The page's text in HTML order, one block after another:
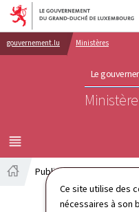
Ce site utilise des
nécessaires à son
Aller au
Aller
gouvernement.lu Ministères
Le
MENU
PRINCIPAL
Publications